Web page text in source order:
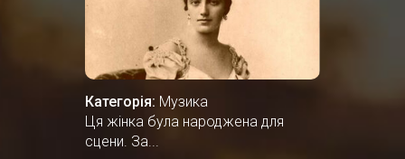
Категорія: Музика
Ця жінка була народжена для
сцени. За...